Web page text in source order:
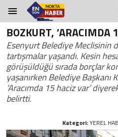
BOZKURT, ‘ARACIMDA
Esenyurt Belediye Meclisinin
tartışmalar yaşandı. Kesin
görüşüldüğü sırada borçlar
yaşanırken Belediye Başkanı
‘Aracımda 15 haciz var’
belirtti.
Kategori:YEREL